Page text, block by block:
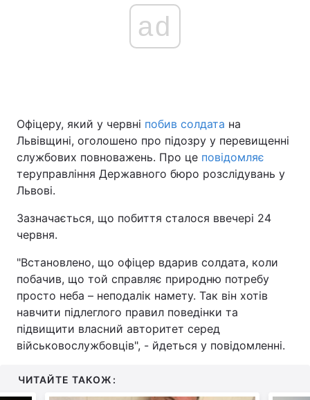
ad
Офіцеру, який у червні побив солдата на
Львівщині, оголошено про підозру у перевищенні
службових повноважень. Про це повідомляє
теруправління Державного бюро розслідувань у
Львові.
Зазначається, що побиття сталося ввечері 24
червня.
"Встановлено, що офіцер вдарив солдата, коли
побачив, що той справляє природню потребу
просто неба – неподалік намету. Так він хотів
навчити підлеглого правил поведінки та
підвищити власний авторитет серед
військовослужбовців", - йдеться у повідомленні.
ЧИТАЙТЕ ТАКОЖ: